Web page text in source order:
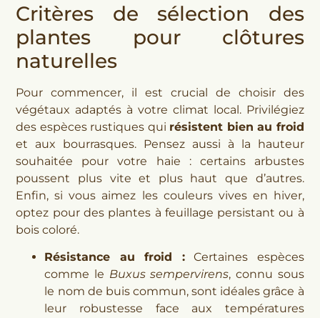
Critères de sélection des
plantes pour clôtures
naturelles
Pour commencer, il est crucial de choisir des
végétaux adaptés à votre climat local. Privilégiez
des espèces rustiques qui résistent bien au froid
et aux bourrasques. Pensez aussi à la hauteur
souhaitée pour votre haie : certains arbustes
poussent plus vite et plus haut que d’autres.
Enfin, si vous aimez les couleurs vives en hiver,
optez pour des plantes à feuillage persistant ou à
bois coloré.
Résistance au froid :Certaines espèces
comme le Buxus sempervirens, connu sous
le nom de buis commun, sont idéales grâce à
leur robustesse face aux températures